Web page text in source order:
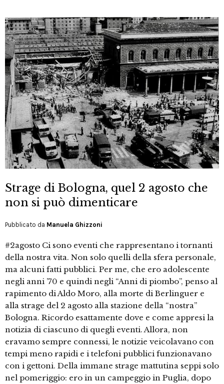
Strage di Bologna, quel 2 agosto che
non si può dimenticare
Pubblicato da Manuela Ghizzoni
#2agosto Ci sono eventi che rappresentano i tornanti
della nostra vita. Non solo quelli della sfera personale,
ma alcuni fatti pubblici. Per me, che ero adolescente
negli anni ’70 e quindi negli “Anni di piombo”, penso al
rapimento di Aldo Moro, alla morte di Berlinguer e
alla strage del 2 agosto alla stazione della “nostra”
Bologna. Ricordo esattamente dove e come appresi la
notizia di ciascuno di quegli eventi. Allora, non
eravamo sempre connessi, le notizie veicolavano con
tempi meno rapidi e i telefoni pubblici funzionavano
con i gettoni. Della immane strage mattutina seppi solo
nel pomeriggio: ero in un campeggio in Puglia, dopo